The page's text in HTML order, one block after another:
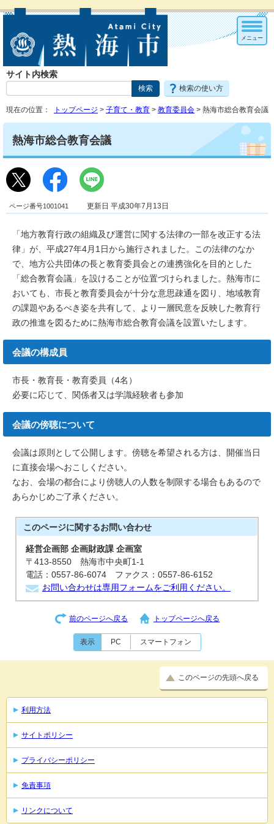
サイト内検索
検索の使い方
メニュー
現在の位置： トップページ > 子育て・教育 > 教育委員会 > 熱海市総合教育会議
熱海市総合教育会議
ページ番号1001041 更新日 平成30年7月13日
「地方教育行政の組織及び運営に関する法律の一部を改正する法
律」が、平成27年4月1日から施行されました。この法律のなか
で、地方公共団体の長と教育委員会との連携強化を目的とした
「総合教育会議」を設けることが位置づけられました。熱海市に
おいても、市長と教育委員会が十分な意思疎通を図り、地域教育
の課題やあるべき姿を共有して、より一層民意を反映した教育行
政の推進を図るために熱海市総合教育会議を設置いたします。
会議の構成員
市長・教育長・教育委員（4名）
必要に応じて、関係者又は学識経験者も参加
会議の傍聴について
会議は原則として公開します。傍聴を希望される方は、開催当日
に直接会場へおこしください。
なお、会場の都合により傍聴人の人数を制限する場合もあるので
あらかじめご了承ください。
このページに関するお問い合わせ
経営企画部 企画財政課 企画室
〒413-8550 熱海市中央町1-1
電話：0557-86-6074 ファクス：0557-86-6152
お問い合わせは専用フォームをご利用ください。
前のページへ戻る トップページへ戻る
表示 PC スマートフォン
このページの先頭へ戻る
利用方法
サイトポリシー
プライバシーポリシー
免責事項
リンクについて